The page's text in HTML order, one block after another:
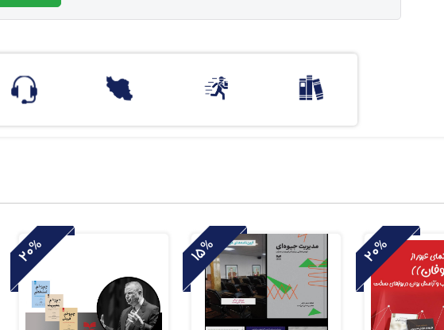
20%
15%
20%